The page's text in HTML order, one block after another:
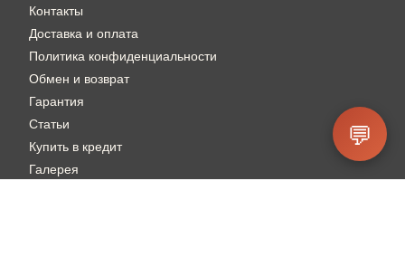
Контакты
Доставка и оплата
Политика конфиденциальности
Обмен и возврат
Гарантия
Статьи
Купить в кредит
Галерея
💬